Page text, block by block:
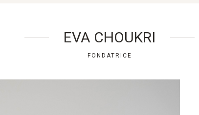
EVA CHOUKRI
FONDATRICE